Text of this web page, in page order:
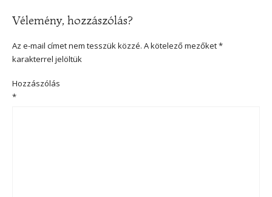
Vélemény, hozzászólás?
Az e-mail címet nem tesszük közzé. A kötelező mezőket*
karakterrel jelöltük
Hozzászólás
*